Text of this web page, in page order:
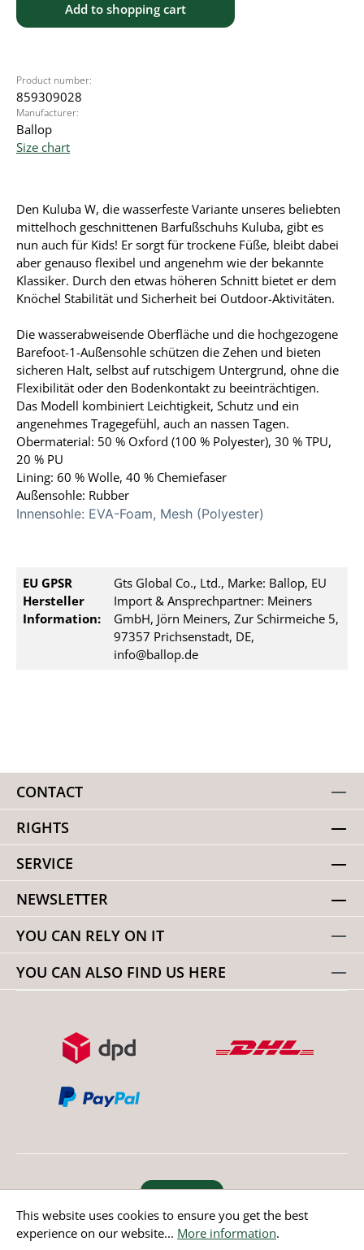
Add to shopping cart
Product number:
859309028
Manufacturer:
Ballop
Size chart
Den Kuluba W, die wasserfeste Variante unseres beliebten
mittelhoch geschnittenen Barfußschuhs Kuluba, gibt es
nun auch für Kids! Er sorgt für trockene Füße, bleibt dabei
aber genauso flexibel und angenehm wie der bekannte
Klassiker. Durch den etwas höheren Schnitt bietet er dem
Knöchel Stabilität und Sicherheit bei Outdoor-Aktivitäten.
Die wasserabweisende Oberfläche und die hochgezogene
Barefoot-1-Außensohle schützen die Zehen und bieten
sicheren Halt, selbst auf rutschigem Untergrund, ohne die
Flexibilität oder den Bodenkontakt zu beeinträchtigen.
Das Modell kombiniert Leichtigkeit, Schutz und ein
angenehmes Tragegefühl, auch an nassen Tagen.
Obermaterial: 50 % Oxford (100 % Polyester), 30 % TPU,
20 % PU
Lining: 60 % Wolle, 40 % Chemiefaser
Außensohle: Rubber
Innensohle: EVA-Foam, Mesh (Polyester)
EU GPSR
Hersteller
Information:
Gts Global Co., Ltd., Marke: Ballop, EU
Import & Ansprechpartner: Meiners
GmbH, Jörn Meiners, Zur Schirmeiche 5,
97357 Prichsenstadt, DE,
info@ballop.de
CONTACT
RIGHTS
SERVICE
NEWSLETTER
YOU CAN RELY ON IT
YOU CAN ALSO FIND US HERE
Revoke order
* All prices incl. value added tax except non EU countries
This website uses cookies to ensure you get the best
experience on our website... More information.